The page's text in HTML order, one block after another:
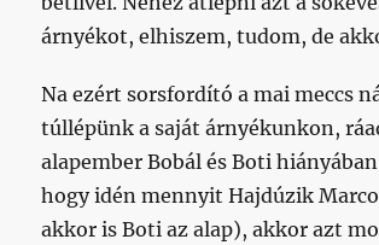
árnyékot, elhiszem, tudom, de
Na ezért sorsfordító a mai meccs
túllépünk a saját árnyékunkon,
alapember Bobál és Boti
hogy idén mennyit Hajdúzik Marco
akkor is Boti az alap), akkor azt